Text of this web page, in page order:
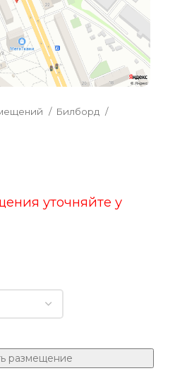
Билборд
уточняйте у
размещение